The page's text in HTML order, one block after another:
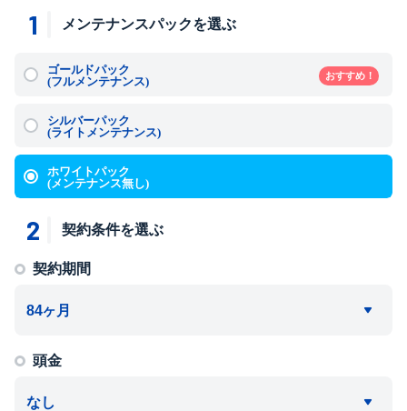
1 メンテナンスパックを選ぶ
ゴールドパック
(フルメンテナンス)
おすすめ！
シルバーパック
(ライトメンテナンス)
ホワイトパック
(メンテナンス無し)
2 契約条件を選ぶ
契約期間
頭金